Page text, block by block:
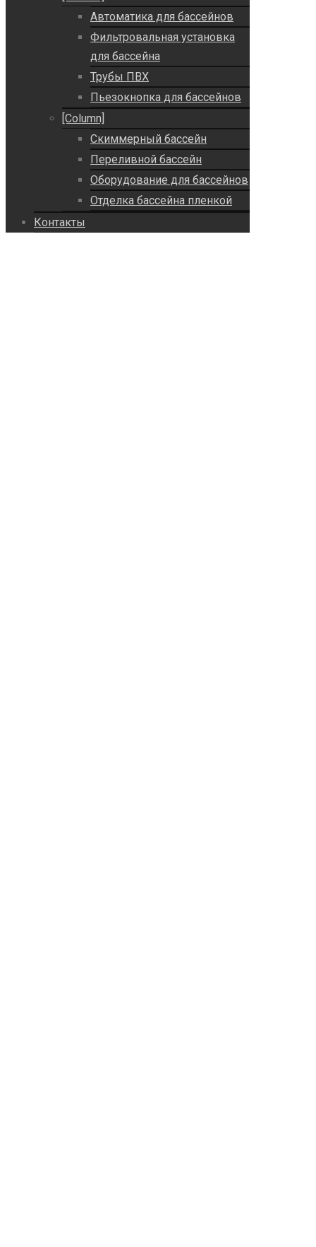
Автоматика для бассейнов
Фильтровальная установка
для бассейна
Трубы ПВХ
Пьезокнопка для бассейнов
[Column]
Скиммерный бассейн
Переливной бассейн
Оборудование для бассейнов
Отделка бассейна пленкой
Контакты